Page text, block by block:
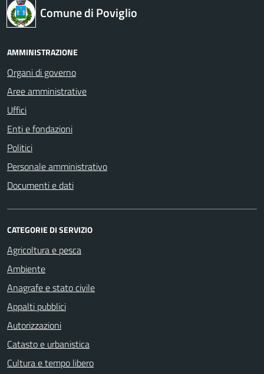
Comune di Poviglio
AMMINISTRAZIONE
Organi di governo
Aree amministrative
Uffici
Enti e fondazioni
Politici
Personale amministrativo
Documenti e dati
CATEGORIE DI SERVIZIO
Agricoltura e pesca
Ambiente
Anagrafe e stato civile
Appalti pubblici
Autorizzazioni
Catasto e urbanistica
Cultura e tempo libero